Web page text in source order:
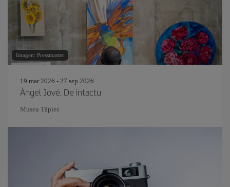
Imagen: Pressmaster
19 mar 2026 - 27 sep 2026
Àngel Jové. De intactu
Museu Tàpies